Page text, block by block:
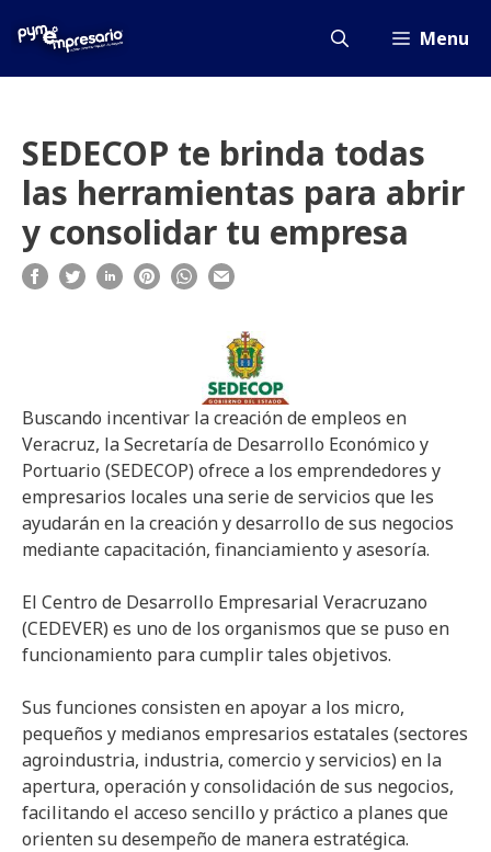
Menu
SEDECOP te brinda todas
las herramientas para abrir
y consolidar tu empresa
Buscando incentivar la creación de empleos en
Veracruz, la Secretaría de Desarrollo Económico y
Portuario (SEDECOP) ofrece a los emprendedores y
empresarios locales una serie de servicios que les
ayudarán en la creación y desarrollo de sus negocios
mediante capacitación, financiamiento y asesoría.
El Centro de Desarrollo Empresarial Veracruzano
(CEDEVER) es uno de los organismos que se puso en
funcionamiento para cumplir tales objetivos.
Sus funciones consisten en apoyar a los micro,
pequeños y medianos empresarios estatales (sectores
agroindustria, industria, comercio y servicios) en la
apertura, operación y consolidación de sus negocios,
facilitando el acceso sencillo y práctico a planes que
orienten su desempeño de manera estratégica.